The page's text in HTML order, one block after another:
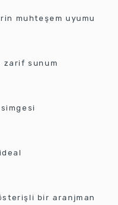
muhteşem uyumu
zarif sunum
bir aranjman